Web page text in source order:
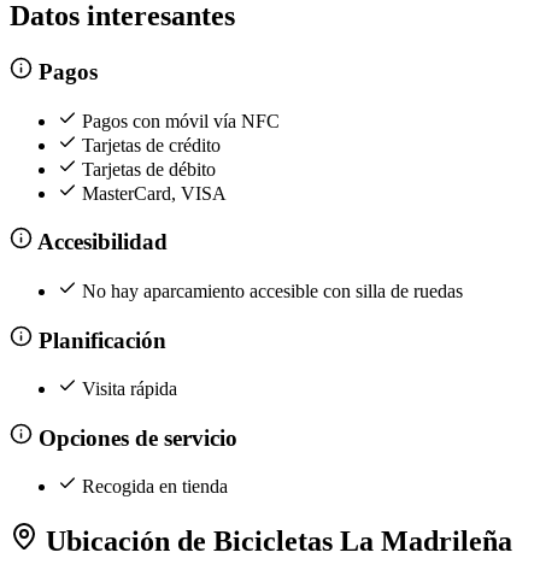
Datos interesantes
Pagos
Pagos con móvil vía NFC
Tarjetas de crédito
Tarjetas de débito
MasterCard, VISA
Accesibilidad
No hay aparcamiento accesible con silla de ruedas
Planificación
Visita rápida
Opciones de servicio
Recogida en tienda
Ubicación de Bicicletas La Madrileña